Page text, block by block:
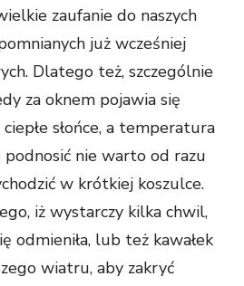
zaufanie do naszych
już wcześniej
Dlatego też, szczególnie
za oknem pojawia się
słońce, a temperatura
podnosić nie warto od razu
w krótkiej koszulce.
iż wystarczy kilka chwil,
odmieniła, lub też kawałek
wiatru, aby zakryć